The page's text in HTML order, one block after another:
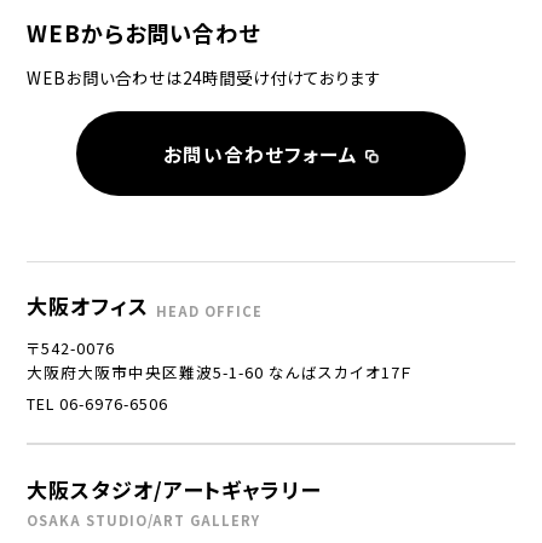
WEBからお問い合わせ
WEBお問い合わせは24時間受け付けております
お問い合わせフォーム
大阪オフィス HEAD OFFICE
〒542-0076
大阪府大阪市中央区難波5-1-60 なんばスカイオ17Ｆ
TEL 06-6976-6506
大阪スタジオ/アートギャラリー
OSAKA STUDIO/ART GALLERY